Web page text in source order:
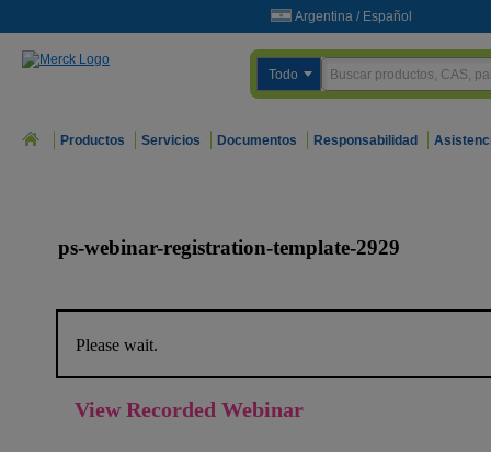
Argentina / Español
Todo
Productos Servicios Documentos Responsabilidad